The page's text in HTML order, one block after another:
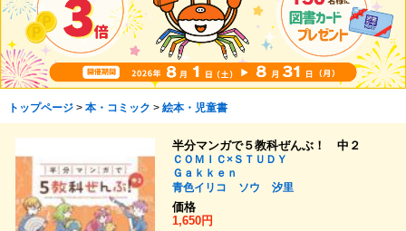
トップページ> 本・コミック > 絵本・児童書
半分マンガで５教科ぜんぶ！ 中２
ＣＯＭＩＣ×ＳＴＵＤＹ
Ｇａｋｋｅｎ
青色イリコ
ソウ
汐里
価格
1,650円